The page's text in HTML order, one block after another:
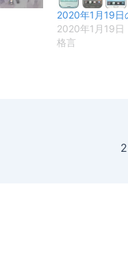
2020年1月19日
2020年1月19日
格言